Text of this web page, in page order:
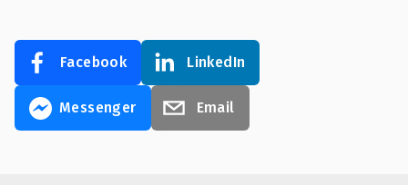
Facebook LinkedIn
Messenger Email